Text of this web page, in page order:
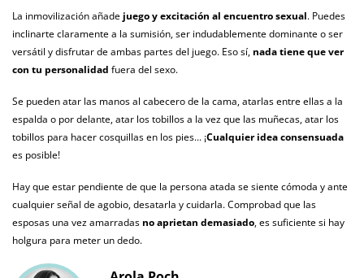
original
¿Cuándo lo
recibo?
El martes 11 de agosto (fecha estimada)
La inmovilización añade juego y excitación al encuentro sexual. Puedes
inclinarte claramente a la sumisión, ser indudablemente dominante o ser
versátil y disfrutar de ambas partes del juego. Eso sí, nada tiene que ver
con tu personalidad fuera del sexo.
Se pueden atar las manos al cabecero de la cama, atarlas entre ellas a la
espalda o por delante, atar los tobillos a la vez que las muñecas, atar los
tobillos para hacer cosquillas en los pies... ¡Cualquier idea consensuada
es posible!
Hay que estar pendiente de que la persona atada se siente cómoda y ante
cualquier señal de agobio, desatarla y cuidarla. Comprobad que las
esposas una vez amarradas no aprietan demasiado, es suficiente si hay
holgura para meter un dedo.